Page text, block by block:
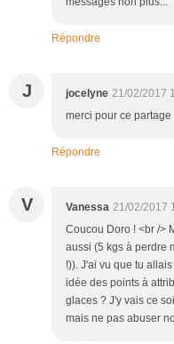
Répondre
J jocelyne 21/02/2017
merci pour ce partage
Répondre
V Vanessa 21/02/2017
Coucou Doro ! <br />
aussi (5 kgs à perdre
!)). J'ai vu que tu
idée des points à
glaces ? J'y vais ce
mais ne pas abuser